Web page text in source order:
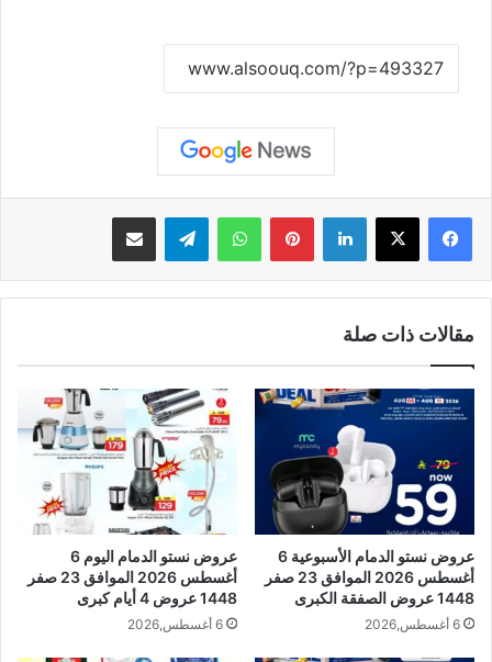
لينكدإن بينتيريستواتساب تيلقرام مشاركة عبر البريد
مقالات ذات صلة
عروض نستو الدمام الأسبوعية 6
أغسطس 2026 الموافق 23 صفر
1448 عروض الصفقة الكبرى
6 أغسطس,2026
عروض نستو الدمام اليوم 6
أغسطس 2026 الموافق 23 صفر
1448 عروض 4 أيام كبرى
6 أغسطس,2026